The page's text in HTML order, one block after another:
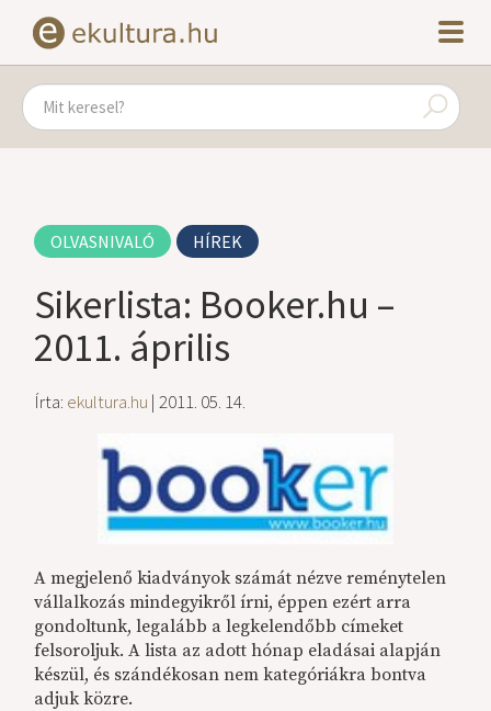
OLVASNIVALÓ HÍREK
Sikerlista: Booker.hu –
2011. április
Írta: ekultura.hu | 2011. 05. 14.
A megjelenő kiadványok számát nézve reménytelen
vállalkozás mindegyikről írni, éppen ezért arra
gondoltunk, legalább a legkelendőbb címeket
felsoroljuk. A lista az adott hónap eladásai alapján
készül, és szándékosan nem kategóriákra bontva
adjuk közre.